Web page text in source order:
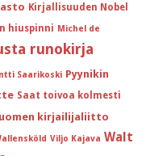
Kirjallisuuden Nobel
hiuspinni Michel de
runokirja
Saarikoski Pyynikin
Saat toivoa kolmesti
kirjailijaliitto
Viljo Kajava Walt